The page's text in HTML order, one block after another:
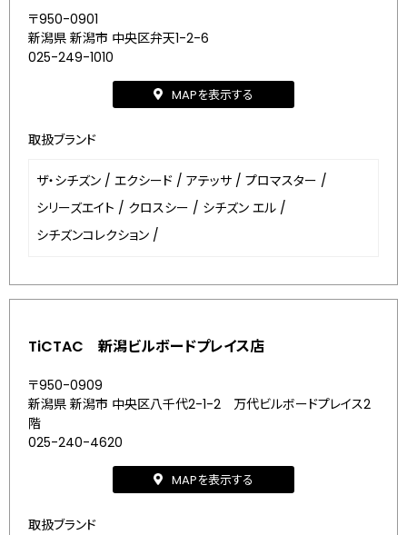
〒950-0901
新潟県 新潟市 中央区弁天1-2-6
025-249-1010
MAPを表示する
取扱ブランド
ザ・シチズン / エクシード / アテッサ / プロマスター /
シリーズエイト / クロスシー / シチズン エル /
シチズンコレクション /
TiCTAC 新潟ビルボードプレイス店
〒950-0909
新潟県 新潟市 中央区八千代2-1-2 万代ビルボードプレイス2
階
025-240-4620
MAPを表示する
取扱ブランド